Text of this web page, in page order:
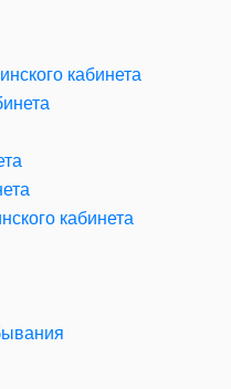
кабинета
кабинета